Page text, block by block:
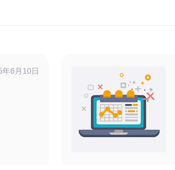
年6月10日